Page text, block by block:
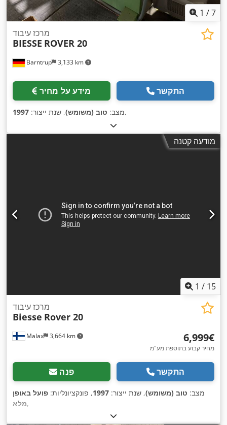
1 /7
Barntrup 3,133 km
מרכז עיבוד
BIESSE ROVER 20
מידע על מחיר התקשר
מצב: טוב (משומש), שנת ייצור: 1997 ,
מודעה קטנה
1 / 15
Malax 3,664 km
מרכז עיבוד
Biesse Rover 20
‏6,999 ‏€
מחיר קבוע בתוספת מע"מ
פנה התקשר
מצב: טוב (משומש), שנת ייצור: 1997, פונקציונליות: פועל באופן
מלא,